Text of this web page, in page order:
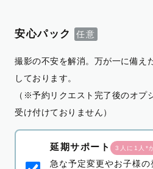
安心パック
撮影の不安を解消。万が一に備え
しております。
（※予約リクエスト完了後のオプ
受け付けておりません）
延期サポート 3人に1人*
急な予定変更やお子様